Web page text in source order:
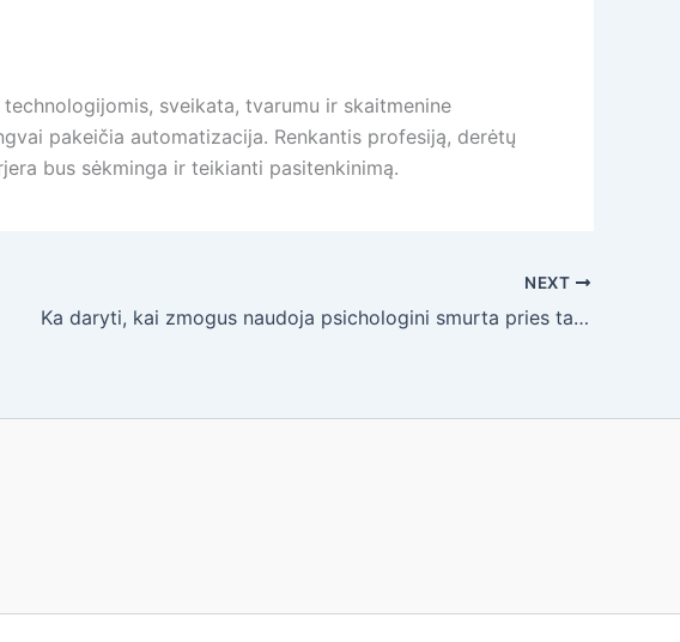
sveikata, tvarumu ir skaitmenine
pakeičia automatizacija. Renkantis profesiją, derėtų
bus sėkminga ir teikianti pasitenkinimą.
NEXT
Ka daryti, kai zmogus naudoja psichologini smurta pries tave